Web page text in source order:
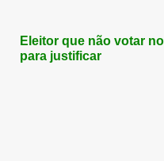
Eleitor que não votar
para justificar